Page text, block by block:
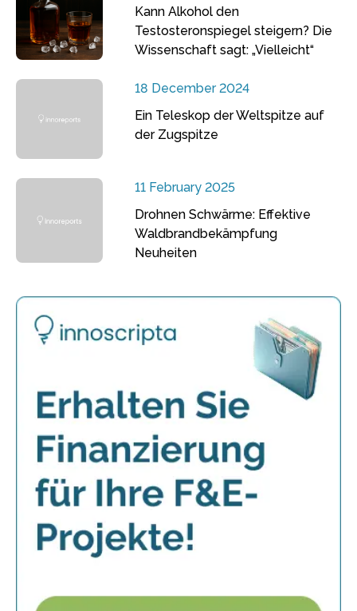
Kann Alkohol den
Testosteronspiegel steigern? Die
Wissenschaft sagt: „Vielleicht“
18 December 2024
Ein Teleskop der Weltspitze auf
der Zugspitze
11 February 2025
Drohnen Schwärme: Effektive
Waldbrandbekämpfung
Neuheiten